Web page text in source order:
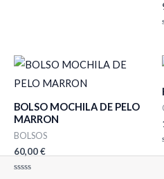
BOLSO MOCHILA DE PELO
MARRON
BOLSOS
60,00€